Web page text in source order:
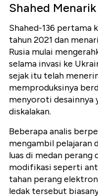
Shahed
Shahed-136 pertama
tahun 2021 dan
Rusia mulai
selama invasi ke
sejak itu telah
memproduksinya
menyoroti desainnya
diskalakan.
Beberapa analis
mengambil pelajaran
luas di medan perang
modifikasi seperti
tahan perang
ledak tersebut